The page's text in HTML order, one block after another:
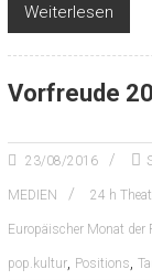
Weiterlesen
Vorfreude
23/08/2016
MEDIEN 24 h
Europäischer Monat der
pop.kultur, Positions,